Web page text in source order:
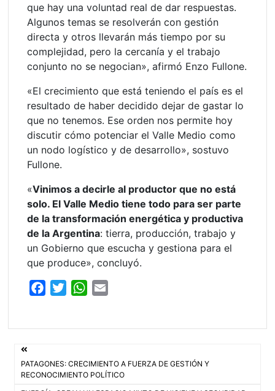
que hay una voluntad real de dar respuestas.
Algunos temas se resolverán con gestión
directa y otros llevarán más tiempo por su
complejidad, pero la cercanía y el trabajo
conjunto no se negocian», afirmó Enzo Fullone.
«El crecimiento que está teniendo el país es el
resultado de haber decidido dejar de gastar lo
que no tenemos. Ese orden nos permite hoy
discutir cómo potenciar el Valle Medio como
un nodo logístico y de desarrollo», sostuvo
Fullone.
«Vinimos a decirle al productor que no está
solo. El Valle Medio tiene todo para ser parte
de la transformación energética y productiva
de la Argentina: tierra, producción, trabajo y
un Gobierno que escucha y gestiona para el
que produce», concluyó.
o
e
W
A
Navegación
de
PATAGONES: CRECIMIENTO A FUERZA DE GESTIÓN Y
RECONOCIMIENTO POLÍTICO